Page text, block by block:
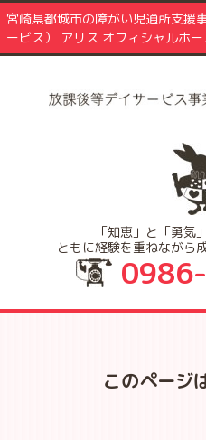
宮崎県都城市の障がい児通所支援
ービス） アリス オフィシャルホ
「知恵」と「勇気
ともに経験を重ねながら
このページ